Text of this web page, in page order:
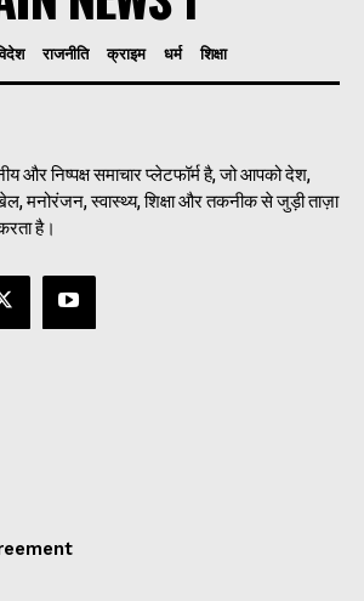
राजनीति क्राइम धर्म शिक्षा
और निष्पक्ष समाचार प्लेटफॉर्म है, जो आपको देश,
खेल, मनोरंजन, स्वास्थ्य, शिक्षा और तकनीक से जुड़ी ताज़ा
है।